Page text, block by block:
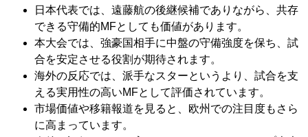
日本代表では、遠藤航の後継候補でありながら、共存
できる守備的MFとしても価値があります。
本大会では、強豪国相手に中盤の守備強度を保ち、試
合を安定させる役割が期待されます。
海外の反応では、派手なスターというより、試合を支
える実用性の高いMFとして評価されています。
市場価値や移籍報道を見ると、欧州での注目度もさら
に高まっています。